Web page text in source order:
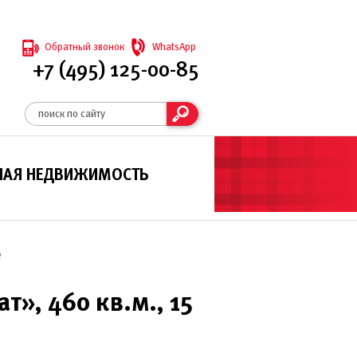
Обратный звонок WhatsApp
+7 (495) 125-00-85
НЕДВИЖИМОСТЬ
460 кв.м., 15